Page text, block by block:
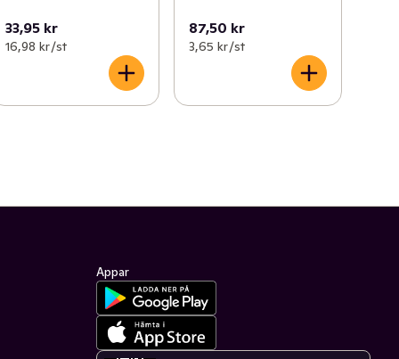
33,95 kr
16,98 kr /st
87,50 kr
3,65 kr /st
Appar